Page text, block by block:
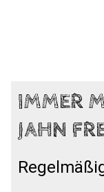
IMMER
JAHN